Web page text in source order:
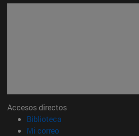
Accesos directos
Biblioteca
Mi correo(abre en nueva ventana)